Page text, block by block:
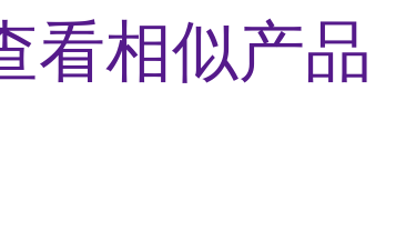
看相似产